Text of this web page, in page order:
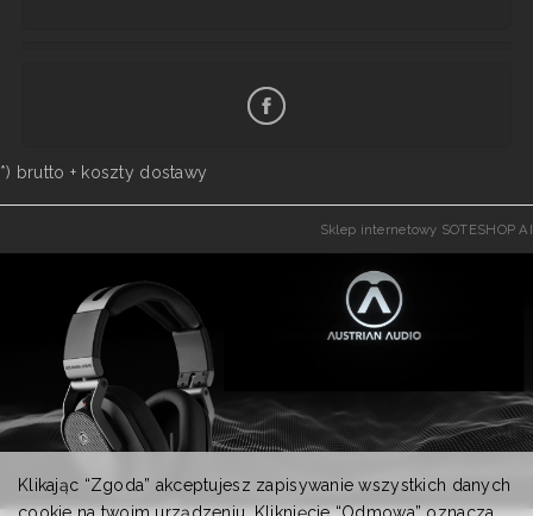
*) brutto + koszty dostawy
Sklep internetowy SOTESHOP AI
Klikając “Zgoda” akceptujesz zapisywanie wszystkich danych